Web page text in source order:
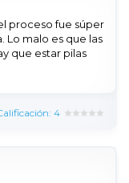
proceso fue súper
Lo malo es que las
que estar pilas
4